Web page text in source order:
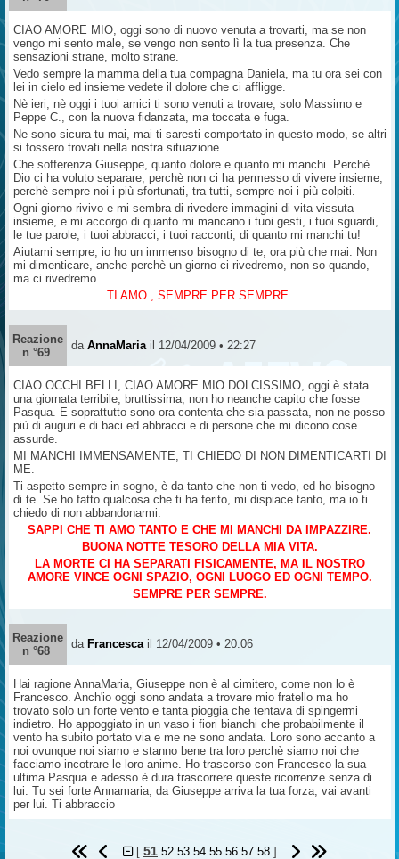
CIAO AMORE MIO, oggi sono di nuovo venuta a trovarti, ma se non
vengo mi sento male, se vengo non sento lì la tua presenza. Che
sensazioni strane, molto strane.
Vedo sempre la mamma della tua compagna Daniela, ma tu ora sei con
lei in cielo ed insieme vedete il dolore che ci affligge.
Nè ieri, nè oggi i tuoi amici ti sono venuti a trovare, solo Massimo e
Peppe C., con la nuova fidanzata, ma toccata e fuga.
Ne sono sicura tu mai, mai ti saresti comportato in questo modo, se altri
si fossero trovati nella nostra situazione.
Che sofferenza Giuseppe, quanto dolore e quanto mi manchi. Perchè
Dio ci ha voluto separare, perchè non ci ha permesso di vivere insieme,
perchè sempre noi i più sfortunati, tra tutti, sempre noi i più colpiti.
Ogni giorno rivivo e mi sembra di rivedere immagini di vita vissuta
insieme, e mi accorgo di quanto mi mancano i tuoi gesti, i tuoi sguardi,
le tue parole, i tuoi abbracci, i tuoi racconti, di quanto mi manchi tu!
Aiutami sempre, io ho un immenso bisogno di te, ora più che mai. Non
mi dimenticare, anche perchè un giorno ci rivedremo, non so quando,
ma ci rivedremo
TI AMO , SEMPRE PER SEMPRE.
Reazione
n °69
da AnnaMaria il 12/04/2009 • 22:27
CIAO OCCHI BELLI, CIAO AMORE MIO DOLCISSIMO, oggi è stata
una giornata terribile, bruttissima, non ho neanche capito che fosse
Pasqua. E soprattutto sono ora contenta che sia passata, non ne posso
più di auguri e di baci ed abbracci e di persone che mi dicono cose
assurde.
MI MANCHI IMMENSAMENTE, TI CHIEDO DI NON DIMENTICARTI DI
ME.
Ti aspetto sempre in sogno, è da tanto che non ti vedo, ed ho bisogno
di te. Se ho fatto qualcosa che ti ha ferito, mi dispiace tanto, ma io ti
chiedo di non abbandonarmi.
SAPPI CHE TI AMO TANTO E CHE MI MANCHI DA IMPAZZIRE.
BUONA NOTTE TESORO DELLA MIA VITA.
LA MORTE CI HA SEPARATI FISICAMENTE, MA IL NOSTRO
AMORE VINCE OGNI SPAZIO, OGNI LUOGO ED OGNI TEMPO.
SEMPRE PER SEMPRE.
Reazione
n °68
da Francesca il 12/04/2009 • 20:06
Hai ragione AnnaMaria, Giuseppe non è al cimitero, come non lo è
Francesco. Anch'io oggi sono andata a trovare mio fratello ma ho
trovato solo un forte vento e tanta pioggia che tentava di spingermi
indietro. Ho appoggiato in un vaso i fiori bianchi che probabilmente il
vento ha subito portato via e me ne sono andata. Loro sono accanto a
noi ovunque noi siamo e stanno bene tra loro perchè siamo noi che
facciamo incotrare le loro anime. Ho trascorso con Francesco la sua
ultima Pasqua e adesso è dura trascorrere queste ricorrenze senza di
lui. Tu sei forte Annamaria, da Giuseppe arriva la tua forza, vai avanti
per lui. Ti abbraccio
[ 51 52 53 54 55 56 57 58 ]